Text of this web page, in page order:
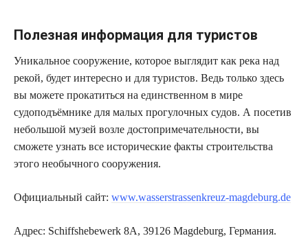
Полезная информация для туристов
Уникальное сооружение, которое выглядит как река над
рекой, будет интересно и для туристов. Ведь только здесь
вы можете прокатиться на единственном в мире
судоподъёмнике для малых прогулочных судов. А посетив
небольшой музей возле достопримечательности, вы
сможете узнать все исторические факты строительства
этого необычного сооружения.
Официальный сайт: www.wasserstrassenkreuz-magdeburg.de
Адрес: Schiffshebewerk 8A, 39126 Magdeburg, Германия.